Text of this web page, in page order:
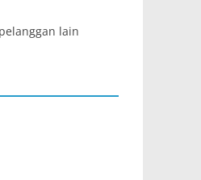
lain